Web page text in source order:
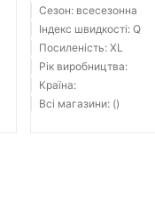
Сезон: всесезонна
Індекс швидкості: Q
Посиленість: XL
Рік виробництва:
Країна:
Всі магазини: ()